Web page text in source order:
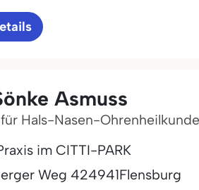
Asmuss
Hals-Nasen-Ohrenheilkunde
im CITTI-PARK
Weg 424941Flensburg